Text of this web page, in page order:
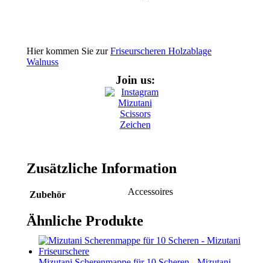
Hier kommen Sie zurFriseurscheren Holzablage
Walnuss
Join us:
Zusätzliche Information
Zubehör Accessoires
Ähnliche Produkte